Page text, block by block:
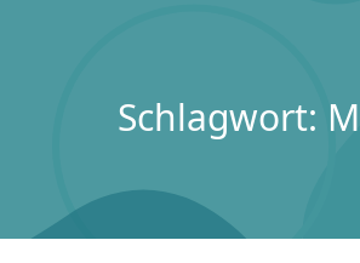
Schlagwort: